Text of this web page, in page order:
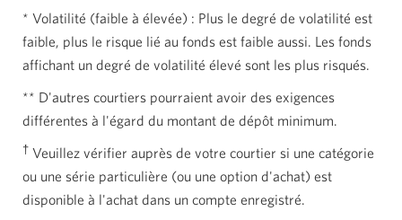
* Volatilité (faible à élevée) : Plus le degré de volatilité est
faible, plus le risque lié au fonds est faible aussi. Les fonds
affichant un degré de volatilité élevé sont les plus risqués.
** D'autres courtiers pourraient avoir des exigences
différentes à l'égard du montant de dépôt minimum.
† Veuillez vérifier auprès de votre courtier si une catégorie
ou une série particulière (ou une option d'achat) est
disponible à l'achat dans un compte enregistré.